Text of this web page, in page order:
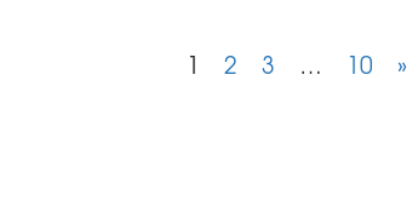
1 2 3 … 10 »